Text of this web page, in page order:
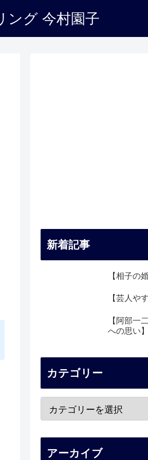
企業・法人・団体の方へ
新着記事
【相子の
【芸人や
【阿部一
への思い】
カテゴリー
アーカイブ